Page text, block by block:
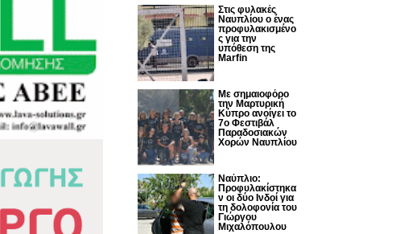
Στις φυλακές
Ναυπλίου ο ένας
προφυλακισμένο
ς για την
υπόθεση της
Marfin
Με σημαιοφόρο
την Μαρτυρική
Κύπρο ανοίγει το
7ο Φεστιβάλ
Παραδοσιακών
Χορών Ναυπλίου
Ναύπλιο:
Προφυλακίστηκα
ν οι δύο Ινδοί για
τη δολοφονία του
Γιώργου
Μιχαλόπουλου